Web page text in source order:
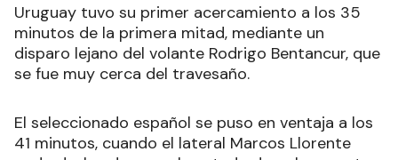
Uruguay tuvo su primer acercamiento a los 35
minutos de la primera mitad, mediante un
disparo lejano del volante Rodrigo Bentancur, que
se fue muy cerca del travesaño.
El seleccionado español se puso en ventaja a los
41 minutos, cuando el lateral Marcos Llorente